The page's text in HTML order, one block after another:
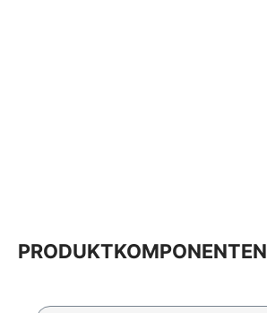
PRODUKTKOMPONENTEN